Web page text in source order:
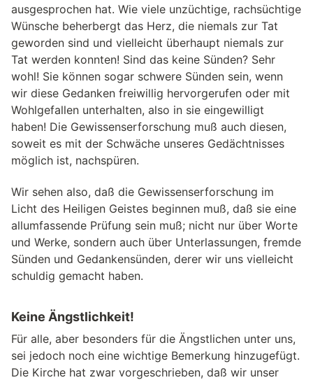
ausgesprochen hat. Wie viele unzüchtige, rachsüchtige
Wünsche beherbergt das Herz, die niemals zur Tat
geworden sind und vielleicht überhaupt niemals zur
Tat werden konnten! Sind das keine Sünden? Sehr
wohl! Sie können sogar schwere Sünden sein, wenn
wir diese Gedanken freiwillig hervorgerufen oder mit
Wohlgefallen unterhalten, also in sie eingewilligt
haben! Die Gewissenserforschung muß auch diesen,
soweit es mit der Schwäche unseres Gedächtnisses
möglich ist, nachspüren.
Wir sehen also, daß die Gewissenserforschung im
Licht des Heiligen Geistes beginnen muß, daß sie eine
allumfassende Prüfung sein muß; nicht nur über Worte
und Werke, sondern auch über Unterlassungen, fremde
Sünden und Gedankensünden, derer wir uns vielleicht
schuldig gemacht haben.
Keine Ängstlichkeit!
Für alle, aber besonders für die Ängstlichen unter uns,
sei jedoch noch eine wichtige Bemerkung hinzugefügt.
Die Kirche hat zwar vorgeschrieben, daß wir unser